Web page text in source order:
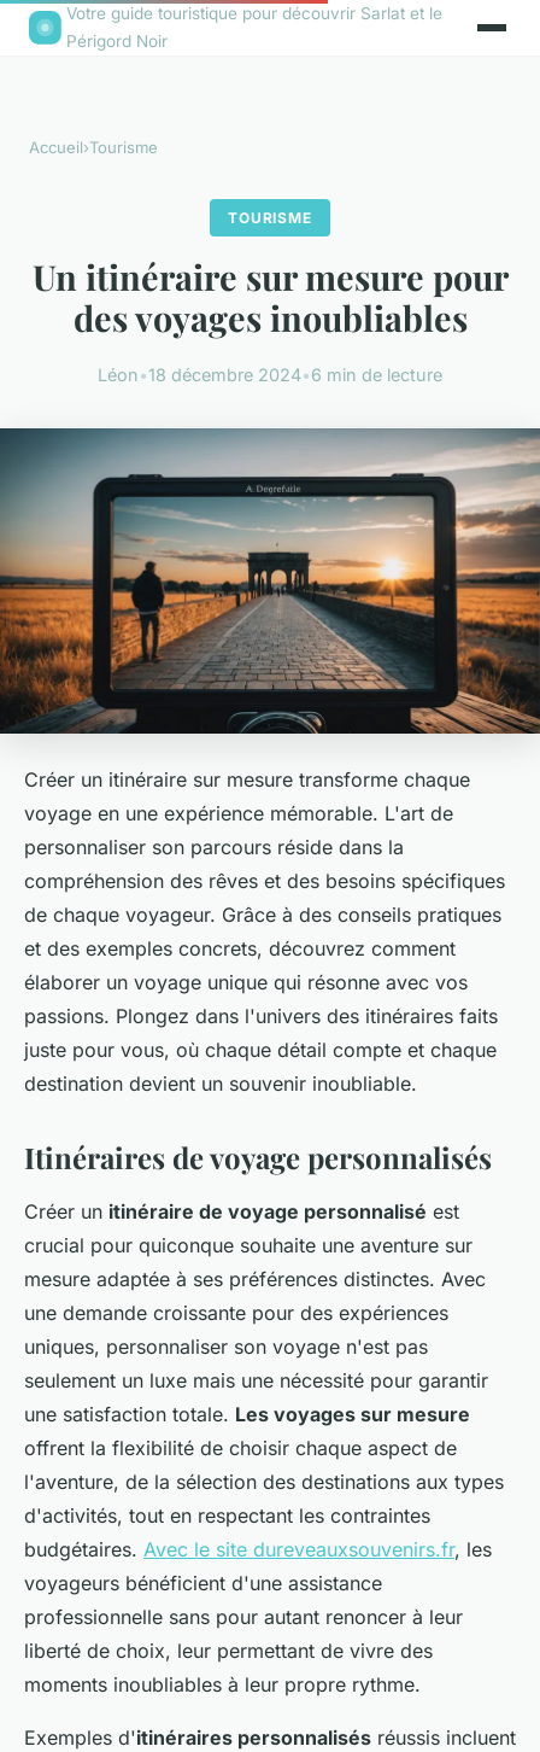
Votre guide touristique pour découvrir Sarlat et le
Périgord Noir
Accueil›Tourisme
TOURISME
Un itinéraire sur mesure pour
des voyages inoubliables
Léon•18 décembre 2024•6 min de lecture
Créer un itinéraire sur mesure transforme chaque
voyage en une expérience mémorable. L'art de
personnaliser son parcours réside dans la
compréhension des rêves et des besoins spécifiques
de chaque voyageur. Grâce à des conseils pratiques
et des exemples concrets, découvrez comment
élaborer un voyage unique qui résonne avec vos
passions. Plongez dans l'univers des itinéraires faits
juste pour vous, où chaque détail compte et chaque
destination devient un souvenir inoubliable.
Itinéraires de voyage personnalisés
Créer un itinéraire de voyage personnalisé est
crucial pour quiconque souhaite une aventure sur
mesure adaptée à ses préférences distinctes. Avec
une demande croissante pour des expériences
uniques, personnaliser son voyage n'est pas
seulement un luxe mais une nécessité pour garantir
une satisfaction totale. Les voyages sur mesure
offrent la flexibilité de choisir chaque aspect de
l'aventure, de la sélection des destinations aux types
d'activités, tout en respectant les contraintes
budgétaires. Avec le site dureveauxsouvenirs.fr, les
voyageurs bénéficient d'une assistance
professionnelle sans pour autant renoncer à leur
liberté de choix, leur permettant de vivre des
moments inoubliables à leur propre rythme.
Exemples d'itinéraires personnalisés réussis incluent